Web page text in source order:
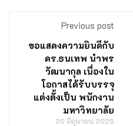
Previous post
ขอแสดงความยินดีกับ
ดร.ธนเทพ นำพร
วัฒนากุล เนื่องใน
โอกาสได้รับบรรจุ
แต่งตั้งเป็น พนักงาน
มหาวิทยาลัย
20 มิถุนายน 2025